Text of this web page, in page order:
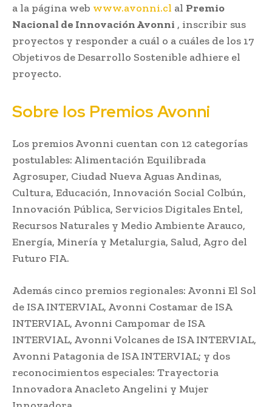
a la página web www.avonni.cl al Premio
Nacional de Innovación Avonni , inscribir sus
proyectos y responder a cuál o a cuáles de los 17
Objetivos de Desarrollo Sostenible adhiere el
proyecto.
Sobre los Premios Avonni
Los premios Avonni cuentan con 12 categorías
postulables: Alimentación Equilibrada
Agrosuper, Ciudad Nueva Aguas Andinas,
Cultura, Educación, Innovación Social Colbún,
Innovación Pública, Servicios Digitales Entel,
Recursos Naturales y Medio Ambiente Arauco,
Energía, Minería y Metalurgia, Salud, Agro del
Futuro FIA.
Además cinco premios regionales: Avonni El Sol
de ISA INTERVIAL, Avonni Costamar de ISA
INTERVIAL, Avonni Campomar de ISA
INTERVIAL, Avonni Volcanes de ISA INTERVIAL,
Avonni Patagonia de ISA INTERVIAL; y dos
reconocimientos especiales: Trayectoria
Innovadora Anacleto Angelini y Mujer